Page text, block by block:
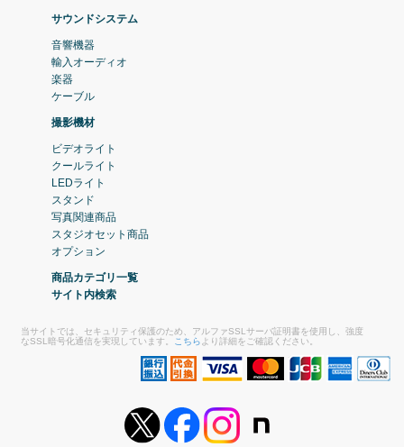
サウンドシステム
音響機器
輸入オーディオ
楽器
ケーブル
撮影機材
ビデオライト
クールライト
LEDライト
スタンド
写真関連商品
スタジオセット商品
オプション
商品カテゴリ一覧
サイト内検索
当サイトでは、セキュリティ保護のため、アルファSSLサーバ証明書を使用し、強度
なSSL暗号化通信を実現しています。
こちら より詳細をご確認ください。